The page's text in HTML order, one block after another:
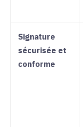
Signature
sécurisée et
conforme